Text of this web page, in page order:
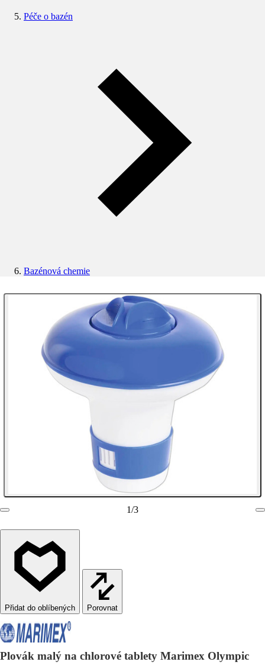
Péče o bazén
Bazénová chemie
1/3
Porovnat
Plovák malý na chlorové tablety Marimex Olympic